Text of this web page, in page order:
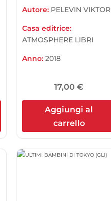
Autore: PELEVIN VIKTOR
Casa editrice:
ATMOSPHERE LIBRI
Anno: 2018
17,00€
Aggiungi al
carrello